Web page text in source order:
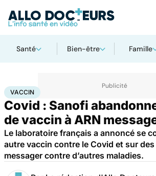
Santé Bien-être Famille
AccueilSanté Maladies infectieuses
VACCIN
Covid : Sanofi
de vaccin à ARN
Le laboratoire français a annoncé se
autre vaccin contre le Covid et sur des
messager contre d’autres maladies.